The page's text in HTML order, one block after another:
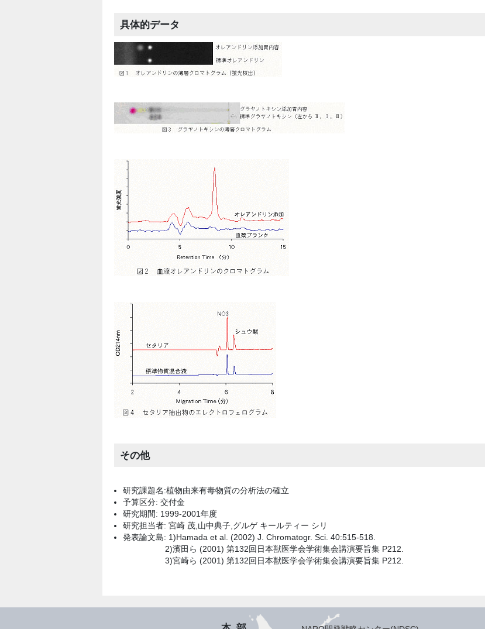
具体的データ
その他
研究課題名:植物由来有毒物質の分析法の確立
予算区分: 交付金
研究期間: 1999-2001年度
研究担当者: 宮崎 茂,山中典子,グルゲ キールティー シリ
発表論文島: 1)Hamada et al. (2002) J. Chromatogr. Sci. 40:515-518.
2)濱田ら (2001) 第132回日本獣医学会学術集会講演要旨集 P212.
3)宮崎ら (2001) 第132回日本獣医学会学術集会講演要旨集 P212.